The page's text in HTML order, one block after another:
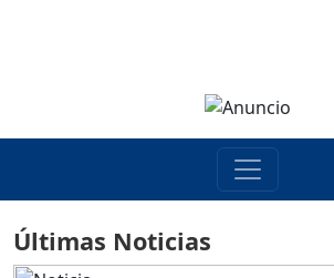
Últimas Noticias